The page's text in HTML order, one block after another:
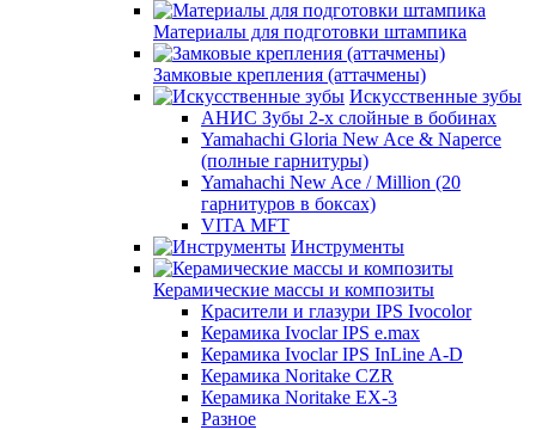
Материалы для подготовки штампика
Замковые крепления (аттачмены)
Искусственные зубы
АНИС Зубы 2-х слойные в бобинах
Yamahachi Gloria New Ace & Naperce
(полные гарнитуры)
Yamahachi New Ace / Million (20
гарнитуров в боксах)
VITA MFT
Инструменты
Керамические массы и композиты
Красители и глазури IPS Ivocolor
Керамика Ivoclar IPS e.max
Керамика Ivoclar IPS InLine A-D
Керамика Noritake CZR
Керамика Noritake EX-3
Разное